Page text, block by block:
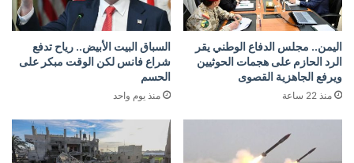
اليمن.. مجلس الدفاع الوطني يقر
الرد الحازم على هجمات الحوثيين
ويرفع الجاهزية القصوى
منذ 22 ساعة
السباق البيت الأبيض.. رياح تدفع
شراع فانس لكن الوقت مبكر على
الحسم
منذ يوم واحد